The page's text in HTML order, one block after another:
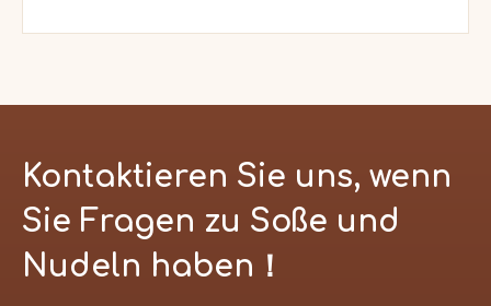
Kontaktieren Sie uns, wenn
Sie Fragen zu Soße und
Nudeln haben！